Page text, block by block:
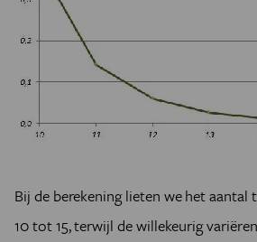
Bij de berekening lieten we het
10 tot 15, terwijl de willekeurig